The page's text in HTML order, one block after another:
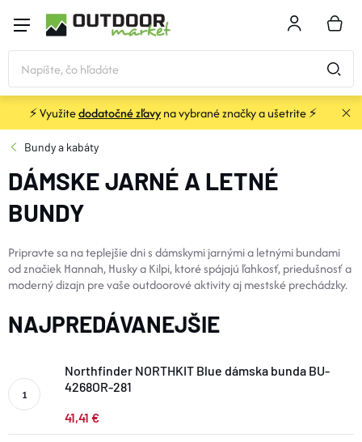
obsah
KOŠÍK
STANY a PRÍSTREŠKY
SPACÁKY
BATOHY a TAŠKY
OBLEČENIE
DOPLNKY
VYBAVENIE
⚡ Využitedodatočné zľavyna vybrané značky a ušetrite ⚡
Bundy a kabáty
DÁMSKE JARNÉ A LETNÉ
BUNDY
Pripravte sa na teplejšie dni s dámskymi jarnými a letnými bundami
od značiek Hannah, Husky a Kilpi, ktoré spájajú ľahkosť, priedušnosť a
moderný dizajn pre vaše outdoorové aktivity aj mestské prechádzky.
NAJPREDÁVANEJŠIE
Northfinder NORTHKIT Blue dámska bunda BU-
4268OR-281
41,41 €